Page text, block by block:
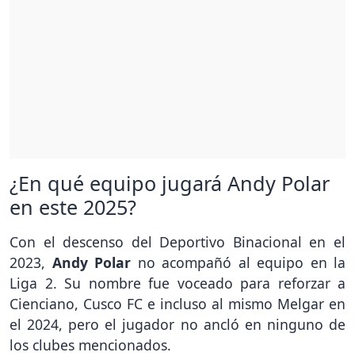
¿En qué equipo jugará Andy Polar
en este 2025?
Con el descenso del Deportivo Binacional en el
2023, Andy Polar no acompañó al equipo en la
Liga 2. Su nombre fue voceado para reforzar a
Cienciano, Cusco FC e incluso al mismo Melgar en
el 2024, pero el jugador no ancló en ninguno de
los clubes mencionados.